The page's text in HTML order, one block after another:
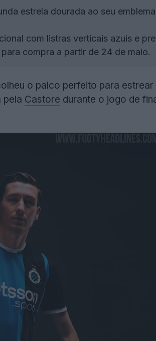
estrela dourada ao seu
com listras verticais azuis e
compra a partir de 24 de maio.
o palco perfeito para estrear
pela Castore durante o jogo de